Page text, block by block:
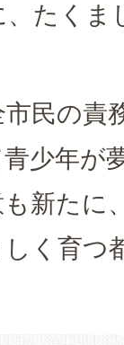
、たくま
民の責
少年が
新たに
く育つ